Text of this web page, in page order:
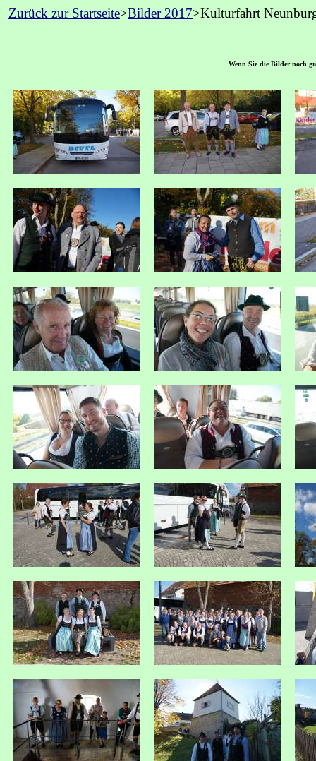
Zurück zur Startseite>Bilder 2017>Kulturfahrt
Wenn Sie die Bilder noch